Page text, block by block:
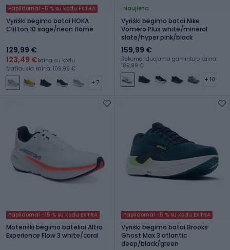
Papildomai -5 % su kodu EXTRA
Vyriški bėgimo batai HOKA
Clifton 10 sage/neon flame
129,99 €
123,49 €kaina su kodu
Mažiausia kaina: 109,99 €
+ 7
Naujiena
Vyriški bėgimo batai Nike
Vomero Plus white/mineral
slate/hyper pink/black
159,99 €
Rekomenduojama gamintojo kaina:
189,99 €
+ 10
Papildomai -15 % su kodu EXTRA
Moteriški bėgimo bateliai Altra
Experience Flow 3 white/coral
Papildomai -5 % su kodu EXTRA
Vyriški bėgimo batai Brooks
Ghost Max 3 atlantic
deep/black/green